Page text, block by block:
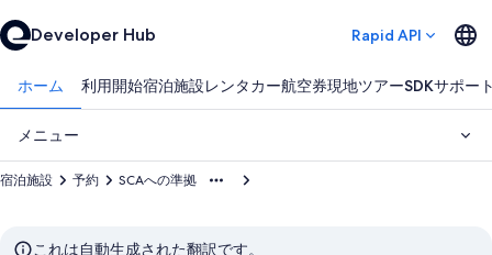
Developer Hub Rapid API
ホーム 利用開始宿泊施設レンタカー航空券現地ツアーSDKサポー
メニュー
SCAへの準拠
予約
宿泊施設
これは自動生成された翻訳です。